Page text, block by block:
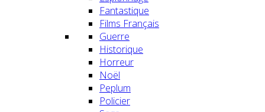
Fantastique
Films Français
Guerre
Historique
Horreur
Noël
Peplum
Policier